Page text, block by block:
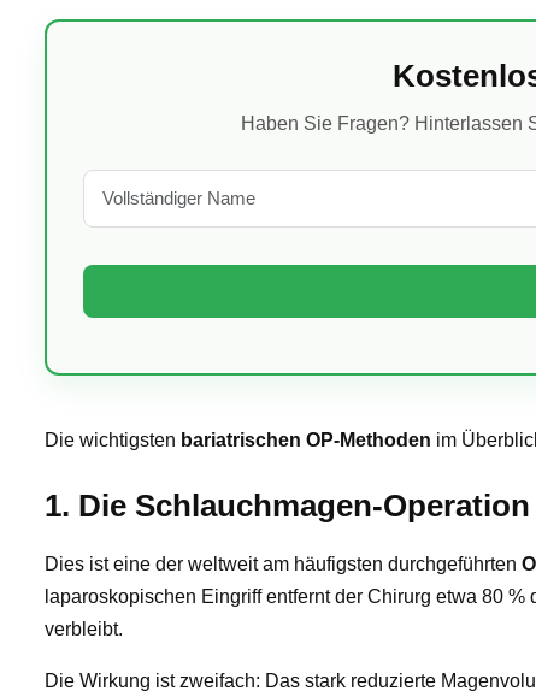
Haben Sie Fragen? Hinterlassen
Die wichtigsten bariatrischen OP-Methoden im
1. Die Schlauchmagen-
Dies ist eine der weltweit am häufigsten durchgeführten
laparoskopischen Eingriff entfernt der Chirurg etwa 80
verbleibt.
Die Wirkung ist zweifach: Das stark reduzierte